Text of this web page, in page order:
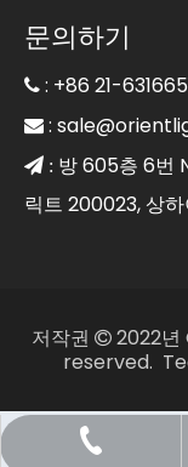
문의하기
 : +86 21-
 :
 : 방 605층 6번
릭트 200023, 상
저작권  2022년
reserved.